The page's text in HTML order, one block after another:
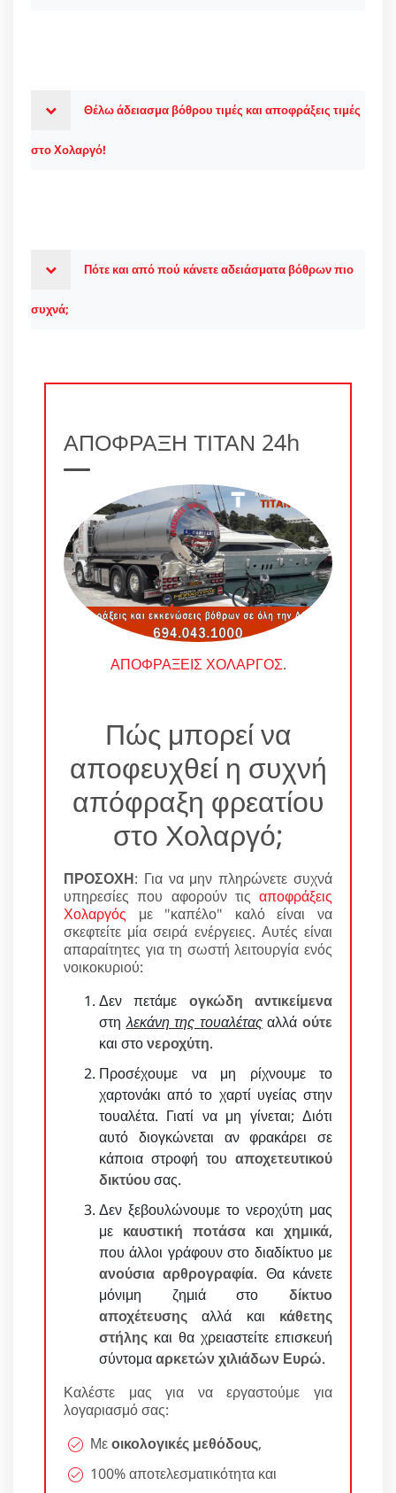
Θέλω άδειασμα βόθρου τιμές και αποφράξεις τιμές
στο Χολαργό!
Πότε και από πού κάνετε αδειάσματα βόθρων πιο
συχνά;
ΑΠΟΦΡΑΞΗ ΤΙΤΑΝ 24h
ΑΠΟΦΡΑΞΕΙΣ ΧΟΛΑΡΓΟΣ.
Πώς μπορεί να
αποφευχθεί η συχνή
απόφραξη φρεατίου
στο Χολαργό;
ΠΡΟΣΟΧΗ: Για να μην πληρώνετε συχνά
υπηρεσίες που αφορούν τις αποφράξεις
Χολαργός με "καπέλο" καλό είναι να
σκεφτείτε μία σειρά ενέργειες. Αυτές είναι
απαραίτητες για τη σωστή λειτουργία ενός
νοικοκυριού:
Δεν πετάμε ογκώδη αντικείμενα
στηλεκάνη της τουαλέταςαλλάούτε
και στονεροχύτη.
Προσέχουμε να μη ρίχνουμε το
χαρτονάκι από το χαρτί υγείας στην
τουαλέτα. Γιατί να μη γίνεται; Διότι
αυτό διογκώνεται αν φρακάρει σε
κάποια στροφή του αποχετευτικού
δικτύουσας.
Δεν ξεβουλώνουμε το νεροχύτη μας
με καυστική ποτάσα και χημικά,
που άλλοι γράφουν στο διαδίκτυο με
ανούσια αρθρογραφία. Θα κάνετε
μόνιμη ζημιά στο δίκτυο
αποχέτευσης αλλά και κάθετης
στήλης και θα χρειαστείτε επισκευή
σύντομααρκετών χιλιάδων Ευρώ.
Καλέστε μας για να εργαστούμε για
λογαριασμό σας:
Μεοικολογικές μεθόδους,
100% αποτελεσματικότητα και